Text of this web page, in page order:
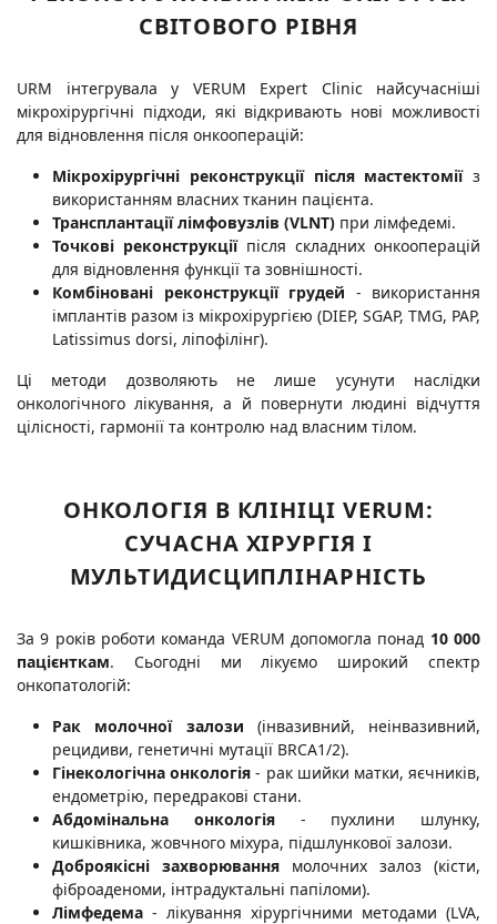
СВІТОВОГО РІВНЯ
URM інтегрувала у VERUM Expert Clinic найсучасніші
мікрохірургічні підходи, які відкривають нові можливості
для відновлення після онкооперацій:
Мікрохірургічні реконструкції після мастектоміїз
використанням власних тканин пацієнта.
Трансплантації лімфовузлів (VLNT) при лімфедемі.
Точкові реконструкціїпісля складних онкооперацій
для відновлення функції та зовнішності.
Комбіновані реконструкції грудей - використання
імплантів разом із мікрохірургією (DIEP, SGAP, TMG, PAP,
Latissimus dorsi, ліпофілінг).
Ці методи дозволяють не лише усунути наслідки
онкологічного лікування, а й повернути людині відчуття
цілісності, гармонії та контролю над власним тілом.
ОНКОЛОГІЯ В КЛІНІЦІ VERUM:
СУЧАСНА ХІРУРГІЯ І
МУЛЬТИДИСЦИПЛІНАРНІСТЬ
За 9 років роботи команда VERUM допомогла понад 10 000
пацієнткам. Сьогодні ми лікуємо широкий спектр
онкопатологій:
Рак молочної залози (інвазивний, неінвазивний,
рецидиви, генетичні мутації BRCA1/2).
Гінекологічна онкологія - рак шийки матки, яєчників,
ендометрію, передракові стани.
Абдомінальна онкологія- пухлини шлунку,
кишківника, жовчного міхура, підшлункової залози.
Доброякісні захворювання молочних залоз (кісти,
фіброаденоми, інтрадуктальні папіломи).
Лімфедема - лікування хірургічними методами (LVA,